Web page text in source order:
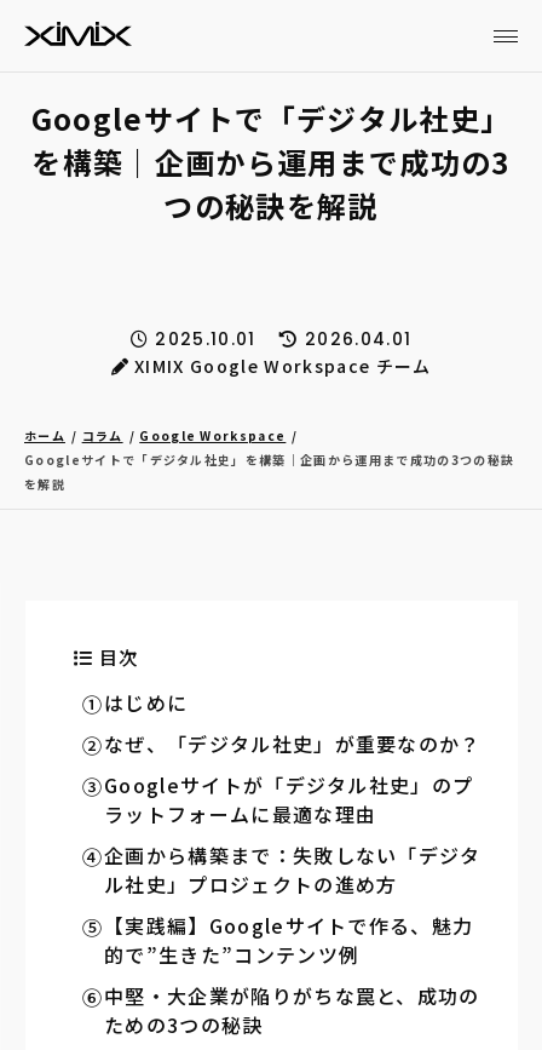
Googleサイトで「デジタル社史」
を構築｜企画から運用まで成功の3
つの秘訣を解説
2025.10.01
2026.04.01
XIMIX Google Workspace チーム
ホーム コラム
Google Workspace
Googleサイトで「デジタル社史」を構築｜企画から運用まで成功の3つの秘訣
を解説
目次
はじめに
なぜ、「デジタル社史」が重要なのか？
Googleサイトが「デジタル社史」のプ
ラットフォームに最適な理由
企画から構築まで：失敗しない「デジタ
ル社史」プロジェクトの進め方
【実践編】Googleサイトで作る、魅力
的で”生きた”コンテンツ例
中堅・大企業が陥りがちな罠と、成功の
ための3つの秘訣